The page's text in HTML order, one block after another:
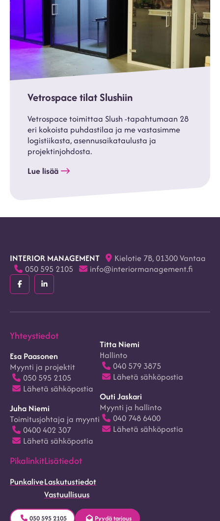
Vetrospace tilat Slushiin
Vetrospace toimittaa Slush -tapahtumaan 28
eri kokoista puhdastilaa ja me vastasimme
logistiikasta, asennusaikataulusta ja
projektinjohdosta.
Lue lisää
INTERIOR MANAGEMENT
Kielotie 7B, 01300 Vantaa
050 595 2105
info@interiormanagement.fi
FacebookLinkedIn
Yhteystiedot
Esa Paasonen
Myynti ja projektit
050 595 2105
Lähetä sähköpostia
Juha Niemi
Toimitusjohtaja ja myynti
0400 402 307
Lähetä sähköpostia
Titta Niemi
Hallinto
040 579 3875
Lähetä sähköpostia
Outi Jaskari
Myynti ja hallinto
040 748 6400
Lähetä sähköpostia
Pikalinkit
Punkalive
Lisätiedot
Laskutustiedot
Vastuullisuus
050 595 2105 Pyydä tarjous